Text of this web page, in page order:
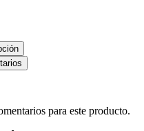
para este producto.